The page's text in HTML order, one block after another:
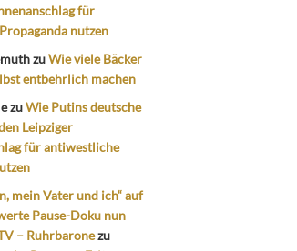
für
nutzen
zuWie viele Bäcker
entbehrlich machen
zuWie Putins deutsche
Leipziger
für antiwestliche
mein Vater und ich“ auf
Pause-Doku nun
– Ruhrbaronezu